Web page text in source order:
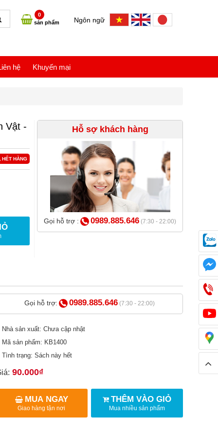
0
sản phẩm
Ngôn ngữ
hệ Khuyến mại
Vật -
HẾT HÀNG
Hỗ sợ khách hàng
Gọi hỗ trợ : 0989.885.646 (7:30 - 22:00)
Gọi hỗ trợ: 0989.885.646 (7:30 - 22:00)
Nhà sản xuất: Chưa cập nhật
Mã sản phẩm: KB1400
Tình trạng: Sách này hết
90.000₫
MUA NGAY
Giao hàng tận nơi
THÊM VÀO GIỎ
Mua nhiều sản phẩm